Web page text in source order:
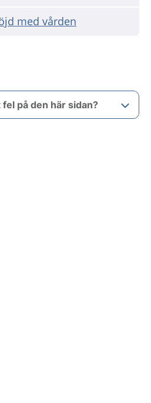
med vården
på den här sidan?